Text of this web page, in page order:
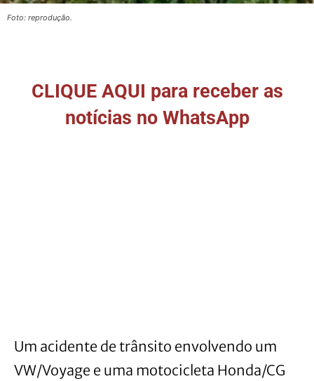
Foto: reprodução.
CLIQUE AQUI para receber as
notícias no WhatsApp
Um acidente de trânsito envolvendo um
VW/Voyage e uma motocicleta Honda/CG